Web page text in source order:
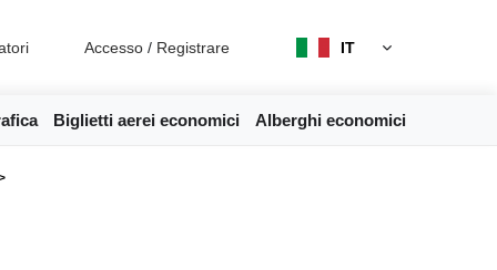
Accesso / Registrare IT
Biglietti aerei economici Alberghi economici